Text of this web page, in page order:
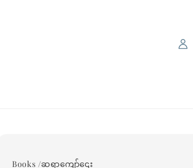
Books /ဆရာကျော်ဌေး